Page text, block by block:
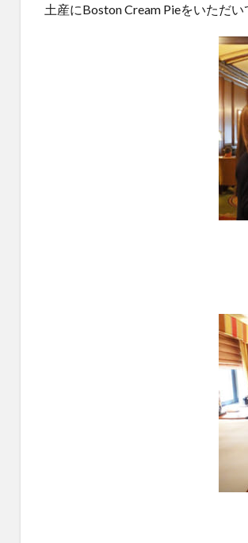
土産にBoston Cream Pieをいただ